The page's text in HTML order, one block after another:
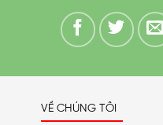
VỀ CHÚNG TÔI